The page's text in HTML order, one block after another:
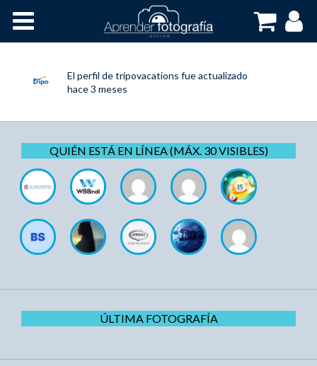
El perfil detripovacations fue actualizado
hace 3 meses
QUIÉN ESTÁ EN LÍNEA (MÁX. 30 VISIBLES)
ÚLTIMA FOTOGRAFÍA